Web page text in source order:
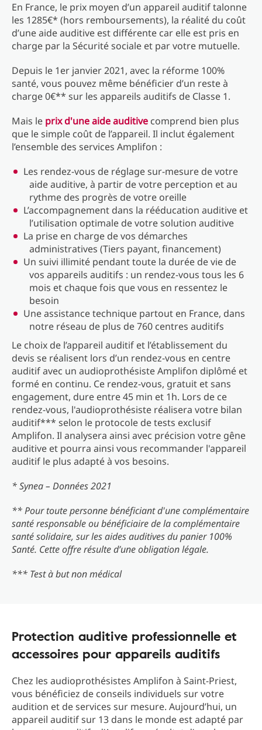
En France, le prix moyen d’un appareil auditif talonne
les 1285€* (hors remboursements), la réalité du coût
d’une aide auditive est différente car elle est pris en
charge par la Sécurité sociale et par votre mutuelle.
Depuis le 1er janvier 2021, avec la réforme 100%
santé, vous pouvez même bénéficier d’un reste à
charge 0€** sur les appareils auditifs de Classe 1.
Mais le prix d'une aide auditive comprend bien plus
que le simple coût de l’appareil. Il inclut également
l’ensemble des services Amplifon :
Les rendez-vous de réglage sur-mesure de votre
aide auditive, à partir de votre perception et au
rythme des progrès de votre oreille
L’accompagnement dans la rééducation auditive et
l’utilisation optimale de votre solution auditive
La prise en charge de vos démarches
administratives (Tiers payant, financement)
Un suivi illimité pendant toute la durée de vie de
vos appareils auditifs : un rendez-vous tous les 6
mois et chaque fois que vous en ressentez le
besoin
Une assistance technique partout en France, dans
notre réseau de plus de 760 centres auditifs
Le choix de l’appareil auditif et l’établissement du
devis se réalisent lors d’un rendez-vous en centre
auditif avec un audioprothésiste Amplifon diplômé et
formé en continu. Ce rendez-vous, gratuit et sans
engagement, dure entre 45 min et 1h. Lors de ce
rendez-vous, l'audioprothésiste réalisera votre bilan
auditif*** selon le protocole de tests exclusif
Amplifon. Il analysera ainsi avec précision votre gêne
auditive et pourra ainsi vous recommander l'appareil
auditif le plus adapté à vos besoins.
* Synea – Données 2021
** Pour toute personne bénéficiant d'une complémentaire
santé responsable ou bénéficiaire de la complémentaire
santé solidaire, sur les aides auditives du panier 100%
Santé. Cette offre résulte d’une obligation légale.
*** Test à but non médical
Protection auditive professionnelle et
accessoires pour appareils auditifs
Chez les audioprothésistes Amplifon à Saint-Priest,
vous bénéficiez de conseils individuels sur votre
audition et de services sur mesure. Aujourd’hui, un
appareil auditif sur 13 dans le monde est adapté par